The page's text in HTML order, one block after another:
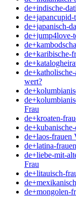
de+indische-
de+japancupid-
de+japanisch-
de+jump4love-
de+karibische-
wert?
Frau
de+kroaten-
de+laos-frauen
de+latina-
de+liebe-mit-
Frau
de+litauisch-
de+mongolen-